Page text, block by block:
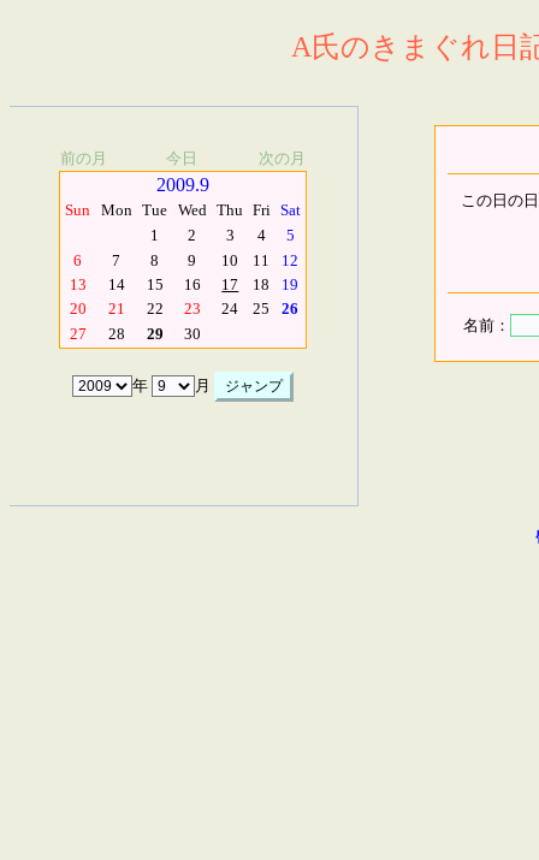
A氏のきまぐれ日
前の月 今日 次の月
2009.9
Sun Mon Tue Wed Thu Fri Sat
1
2 3 4
5
6
7 8 9 10 11
12
13
14 15 16 17 18
19
20
21 22 23 24 25
26
27
28 29 30
年 月
この日の
名前：